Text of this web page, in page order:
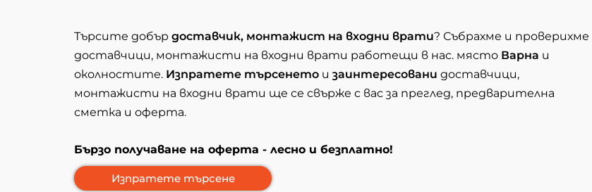
Търсите добърдоставчик, монтажист на входни врати? Събрахме и проверихме
доставчици, монтажисти на входни врати работещи в нас. място Варна и
околностите. Изпратете търсенето изаинтересовани доставчици,
монтажисти на входни врати ще се свърже с вас за преглед, предварителна
сметка и оферта.
Бързо получаване на оферта - лесно и безплатно!